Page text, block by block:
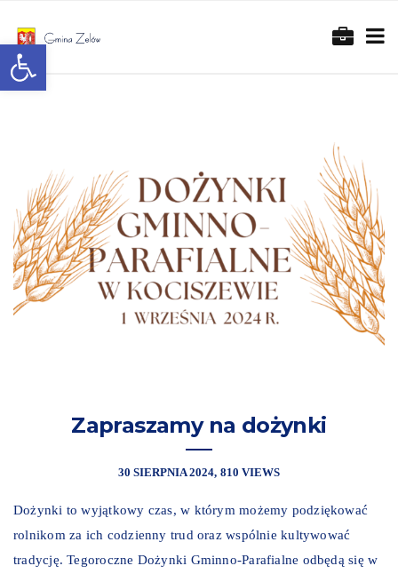
Otwórz pasek narzędzi
Zapraszamy na dożynki
30 SIERPNIA 2024 810 VIEWS
Dożynki to wyjątkowy czas, w którym możemy podziękować
rolnikom za ich codzienny trud oraz wspólnie kultywować
tradycję. Tegoroczne Dożynki Gminno-Parafialne odbędą się w